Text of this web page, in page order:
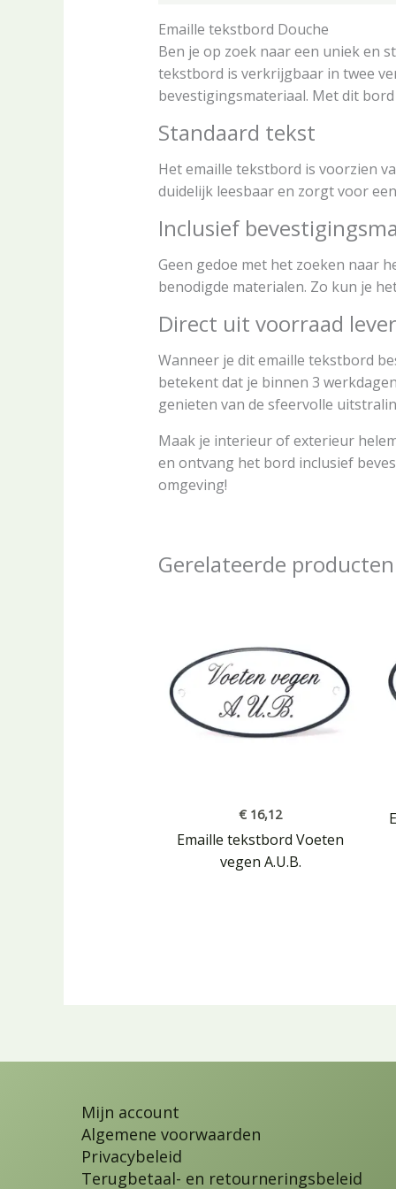
Emaille tekstbord Douche
Ben je op zoek naar een uniek en
tekstbord is verkrijgbaar in twee
bevestigingsmateriaal. Met dit
Standaard tekst
Het emaille tekstbord is voorzien
duidelijk leesbaar en zorgt voor
Inclusief
Geen gedoe met het zoeken naar
benodigde materialen. Zo kun je
Direct uit voorraad
Wanneer je dit emaille tekstbord
betekent dat je binnen 3
genieten van de sfeervolle
Maak je interieur of exterieur
en ontvang het bord inclusief
omgeving!
Gerelateerde producten
€ 16,12
Emaille tekstbord Voeten
vegen A.U.B.
Mijn account
Algemene voorwaarden
Privacybeleid
Terugbetaal- en retourneringsbeleid